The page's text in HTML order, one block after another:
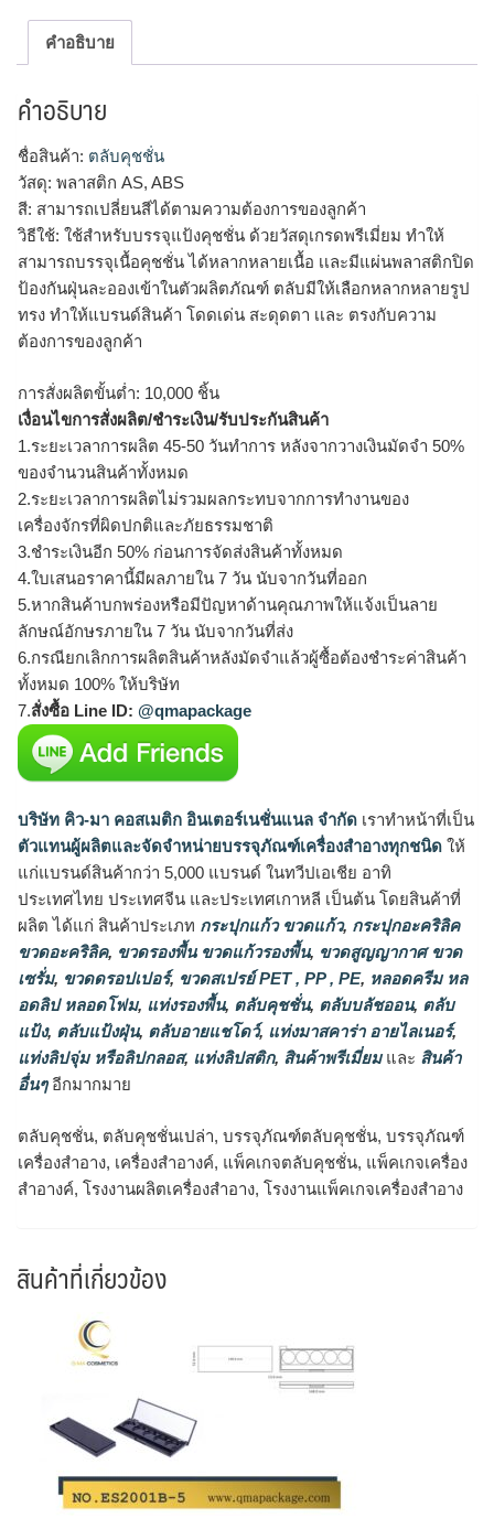
คำอธิบาย
คำอธิบาย
ชื่อสินค้า: ตลับคุชชั่น
วัสดุ: พลาสติก AS, ABS
สี: สามารถเปลี่ยนสีได้ตามความต้องการของลูกค้า
วิธีใช้: ใช้สำหรับบรรจุแป้งคุชชั่น ด้วยวัสดุเกรดพรีเมี่ยม ทำให้
สามารถบรรจุเนื้อคุชชั่น ได้หลากหลายเนื้อ เเละมีแผ่นพลาสติกปิด
ป้องกันฝุ่นละอองเข้าในตัวผลิตภัณฑ์ ตลับมีให้เลือกหลากหลายรูป
ทรง ทำให้แบรนด์สินค้า โดดเด่น สะดุดตา เเละ ตรงกับความ
ต้องการของลูกค้า
การสั่งผลิตขั้นต่ำ: 10,000 ชิ้น
เงื่อนไขการสั่งผลิต/ชำระเงิน/รับประกันสินค้า
1.ระยะเวลาการผลิต 45-50 วันทำการ หลังจากวางเงินมัดจำ 50%
ของจำนวนสินค้าทั้งหมด
2.ระยะเวลาการผลิตไม่รวมผลกระทบจากการทำงานของ
เครื่องจักรที่ผิดปกติและภัยธรรมชาติ
3.ชำระเงินอีก 50% ก่อนการจัดส่งสินค้าทั้งหมด
4.ใบเสนอราคานี้มีผลภายใน 7 วัน นับจากวันที่ออก
5.หากสินค้าบกพร่องหรือมีปัญหาด้านคุณภาพให้แจ้งเป็นลาย
ลักษณ์อักษรภายใน 7 วัน นับจากวันที่ส่ง
6.กรณียกเลิกการผลิตสินค้าหลังมัดจำแล้วผู้ซื้อต้องชำระค่าสินค้า
ทั้งหมด 100% ให้บริษัท
7.สั่งซื้อ Line ID: @qmapackage
บริษัท คิว-มา คอสเมติก อินเตอร์เนชั่นแนล จำกัด เราทำหน้าที่เป็น
ตัวแทนผู้ผลิตและจัดจำหน่ายบรรจุภัณฑ์เครื่องสำอางทุกชนิด ให้
แก่แบรนด์สินค้ากว่า 5,000 แบรนด์ ในทวีปเอเชีย อาทิ
ประเทศไทย ประเทศจีน และประเทศเกาหลี เป็นต้น โดยสินค้าที่
ผลิต ได้แก่ สินค้าประเภท กระปุกแก้ว ขวดแก้ว, กระปุกอะคริลิค
ขวดอะคริลิค, ขวดรองพื้น ขวดแก้วรองพื้น, ขวดสูญญากาศ ขวด
เซรั่ม, ขวดดรอปเปอร์, ขวดสเปรย์ PET , PP , PE, หลอดครีม หล
อดลิป หลอดโฟม, แท่งรองพื้น, ตลับคุชชั่น, ตลับบลัชออน, ตลับ
แป้ง, ตลับแป้งฝุ่น, ตลับอายแชโดว์, แท่งมาสคาร่า อายไลเนอร์,
แท่งลิปจุ่ม หรือลิปกลอส, แท่งลิปสติก, สินค้าพรีเมี่ยมและ สินค้า
อื่นๆอีกมากมาย
ตลับคุชชั่น, ตลับคุชชั่นเปล่า, บรรจุภัณฑ์ตลับคุชชั่น, บรรจุภัณฑ์
เครื่องสำอาง, เครื่องสำอางค์, แพ็คเกจตลับคุชชั่น, แพ็คเกจเครื่อง
สำอางค์, โรงงานผลิตเครื่องสำอาง, โรงงานแพ็คเกจเครื่องสำอาง
สินค้าที่เกี่ยวข้อง